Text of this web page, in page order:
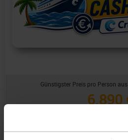
Günstigster Preis pro Person
6.890